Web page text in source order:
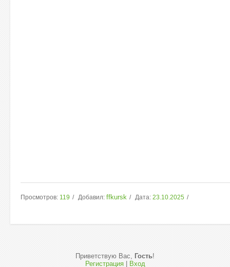
Просмотров: 119 Добавил: ffkursk Дата: 23.10.2025
Приветствую Вас, Гость!
Регистрация| Вход